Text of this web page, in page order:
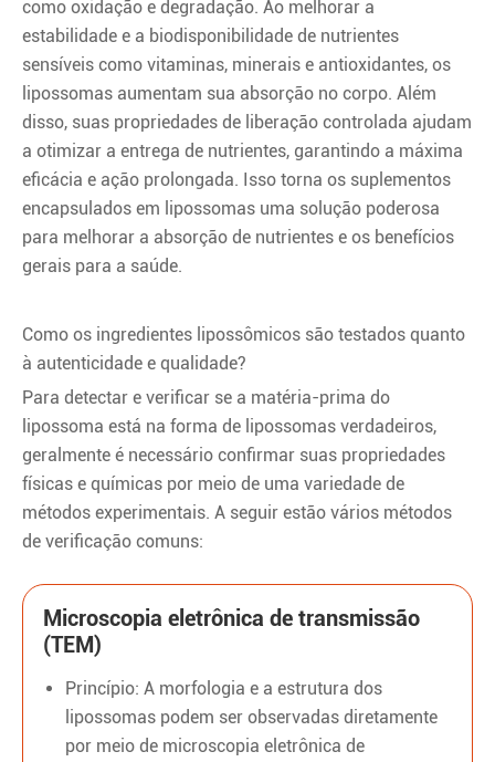
como oxidação e degradação. Ao melhorar a
estabilidade e a biodisponibilidade de nutrientes
sensíveis como vitaminas, minerais e antioxidantes, os
lipossomas aumentam sua absorção no corpo. Além
disso, suas propriedades de liberação controlada ajudam
a otimizar a entrega de nutrientes, garantindo a máxima
eficácia e ação prolongada. Isso torna os suplementos
encapsulados em lipossomas uma solução poderosa
para melhorar a absorção de nutrientes e os benefícios
gerais para a saúde.
Como os ingredientes lipossômicos são testados quanto
à autenticidade e qualidade?
Para detectar e verificar se a matéria-prima do
lipossoma está na forma de lipossomas verdadeiros,
geralmente é necessário confirmar suas propriedades
físicas e químicas por meio de uma variedade de
métodos experimentais. A seguir estão vários métodos
de verificação comuns:
Microscopia eletrônica de transmissão
(TEM)
Princípio: A morfologia e a estrutura dos
lipossomas podem ser observadas diretamente
por meio de microscopia eletrônica de